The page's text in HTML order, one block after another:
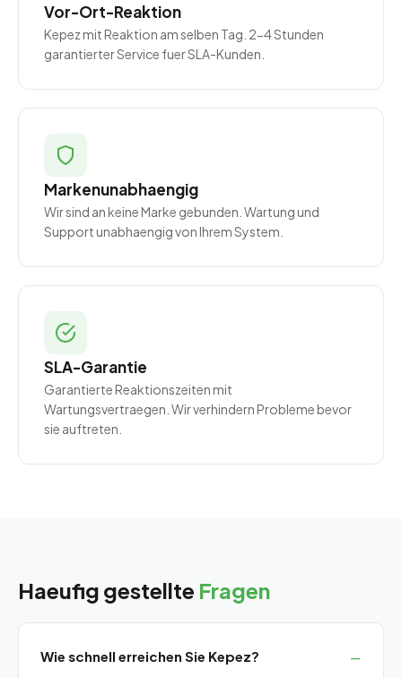
Vor-Ort-Reaktion
Kepez mit Reaktion am selben Tag. 2-4 Stunden
garantierter Service fuer SLA-Kunden.
Markenunabhaengig
Wir sind an keine Marke gebunden. Wartung und
Support unabhaengig von Ihrem System.
SLA-Garantie
Garantierte Reaktionszeiten mit
Wartungsvertraegen. Wir verhindern Probleme bevor
sie auftreten.
Haeufig gestellte Fragen
Wie schnell erreichen Sie Kepez?